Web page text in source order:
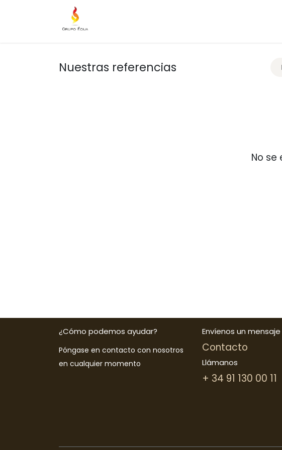
Nuestras referencias
No
¿Cómo podemos ayudar?
Póngase en contacto con nosotros
en cualquier momento
Envíenos un mensaje
Contacto
Llámanos
+ 34 91 130 00 11